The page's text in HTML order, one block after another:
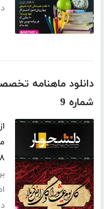
دانلود ماهنامه
شماره 9